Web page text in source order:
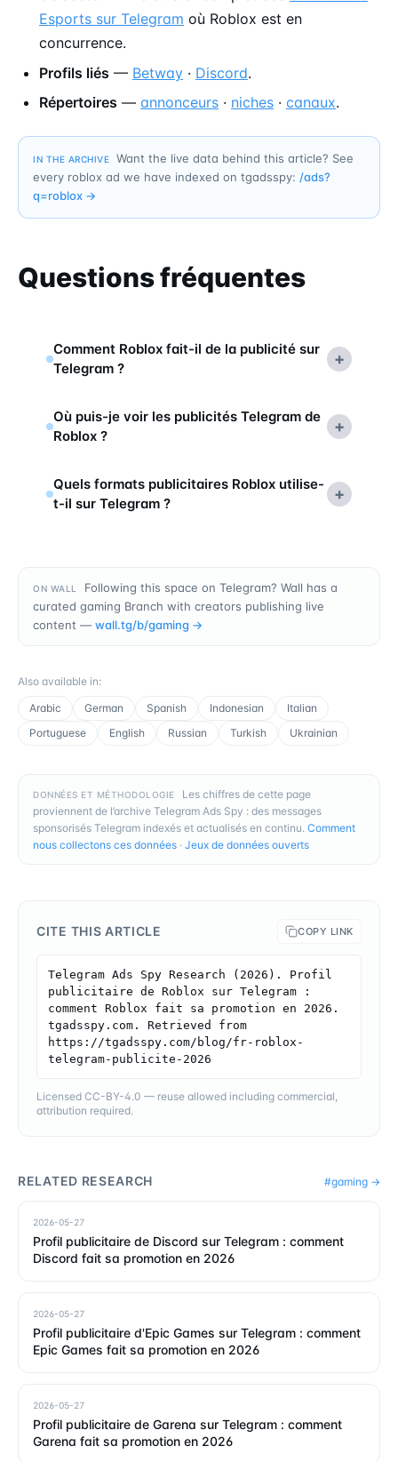
Esports sur Telegram où Roblox est en
concurrence.
Profils liés — Betway · Discord.
Répertoires — annonceurs · niches · canaux.
IN THE ARCHIVE
Want the live data behind this article? See
every roblox ad we have indexed on tgadsspy: /ads?
q=roblox →
Questions fréquentes
Comment Roblox fait-il de la publicité sur
Telegram ?
+
Où puis-je voir les publicités Telegram de
Roblox ?
+
Quels formats publicitaires Roblox utilise-
t-il sur Telegram ?
+
ON WALL
Following this space on Telegram? Wall has a
curated gaming Branch with creators publishing live
content — wall.tg/b/gaming →
Also available in:
Arabic
German Spanish Indonesian
Italian
Portuguese
English Russian Turkish Ukrainian
DONNÉES ET MÉTHODOLOGIE
Les chiffres de cette page
proviennent de l’archive Telegram Ads Spy : des messages
sponsorisés Telegram indexés et actualisés en continu. Comment
nous collectons ces données · Jeux de données ouverts
CITE THIS ARTICLE COPY LINK
Telegram Ads Spy Research (2026). Profil
publicitaire de Roblox sur Telegram :
comment Roblox fait sa promotion en 2026.
tgadsspy.com. Retrieved from
https://tgadsspy.com/blog/fr-roblox-
telegram-publicite-2026
Licensed CC-BY-4.0 — reuse allowed including commercial,
attribution required.
RELATED RESEARCH #gaming →
2026-05-27
Profil publicitaire de Discord sur Telegram : comment
Discord fait sa promotion en 2026
2026-05-27
Profil publicitaire d'Epic Games sur Telegram : comment
Epic Games fait sa promotion en 2026
2026-05-27
Profil publicitaire de Garena sur Telegram : comment
Garena fait sa promotion en 2026